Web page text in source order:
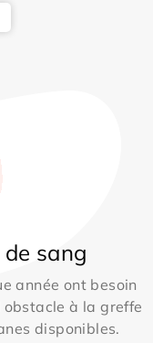
sang
année ont besoin
à la greffe
disponibles.